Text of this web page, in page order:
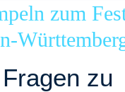
zum
zu